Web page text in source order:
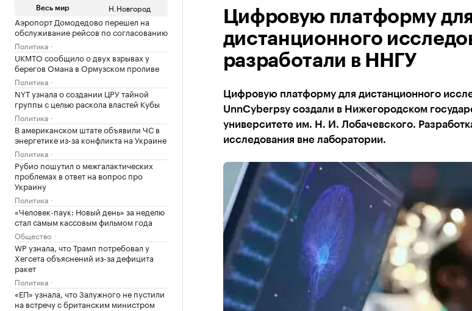
Весь мир Н.Новгород
Аэропорт Домодедово перешел на
обслуживание рейсов по согласованию
Политика
UKMTO сообщило о двух взрывах у
берегов Омана в Ормузском проливе
Политика
NYT узнала о создании ЦРУ тайной
группы с целью раскола властей Кубы
Политика
В американском штате объявили ЧС в
энергетике из-за конфликта на Украине
Политика
Рубио пошутил о межгалактических
проблемах в ответ на вопрос про
Украину
Политика
«Человек-паук: Новый день» за неделю
стал самым кассовым фильмом года
Общество
WP узнала, что Трамп потребовал у
Хегсета объяснений из-за дефицита
ракет
Политика
«ЕП» узнала, что Залужного не пустили
на встречу с британским министром
Цифровую платформу
дистанционного
разработали в ННГУ
Цифровую платформу для дистанционного
UnnCyberpsy создали в Нижегородском
университете им. Н. И. Лобачевского.
исследования вне лаборатории.